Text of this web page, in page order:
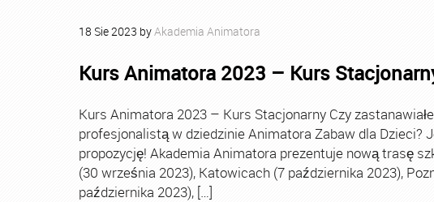
18 Sie2023 byAkademia Animatora
Kurs Animatora 2023 – Kurs
Kurs Animatora 2023 – Kurs Stacjonarny Czy
profesjonalistą w dziedzinie Animatora Zabaw dla Dzieci?
propozycję! Akademia Animatora prezentuje nową trasę
(30 września 2023), Katowicach (7 października 2023),
października 2023), […]